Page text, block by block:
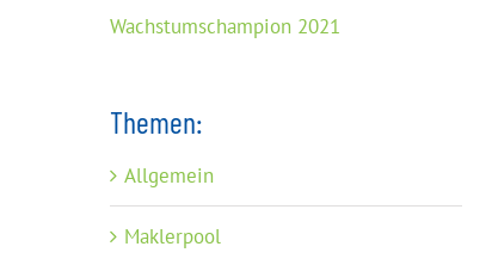
Themen:
Allgemein
Maklerpool